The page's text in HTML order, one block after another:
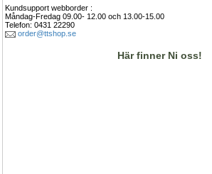
Kundsupport webborder :
Måndag-Fredag 09.00- 12.00 och 13.00-15.00
Telefon: 0431 22290
order@ttshop.se
Här finner Ni oss!